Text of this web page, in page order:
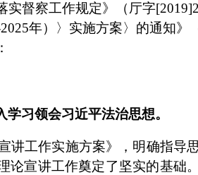
实督察工作规定》（厅字
年）〉实施方案〉的通知》
学习领会习近平法治思想。
讲工作实施方案》，明确指导
论宣讲工作奠定了坚实的基础